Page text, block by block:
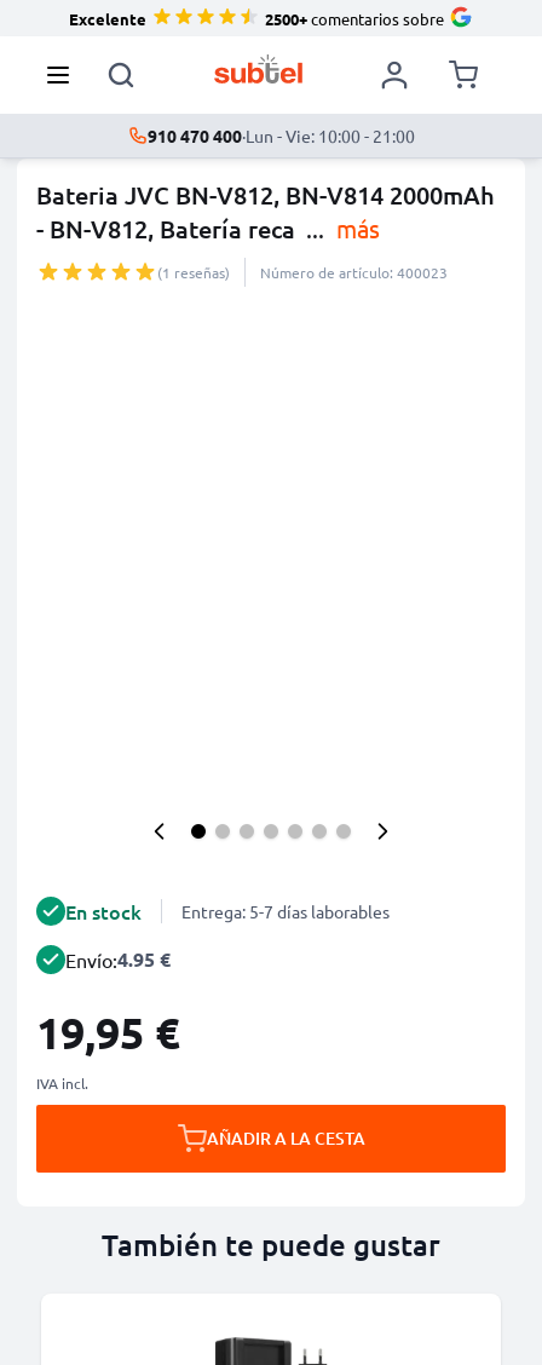
Excelente 2500+comentarios sobre
910 470 400·Lun - Vie: 10:00 - 21:00
Bateria JVC BN-V812, BN-V814 2000mAh
- BN-V812, Batería reca ... más
(1 reseñas) Número de artículo: 400023
En stock Entrega: 5-7 días laborables
Envío:4.95 €
19,95 €
IVA incl.
AÑADIR A LA CESTA
También te puede gustar